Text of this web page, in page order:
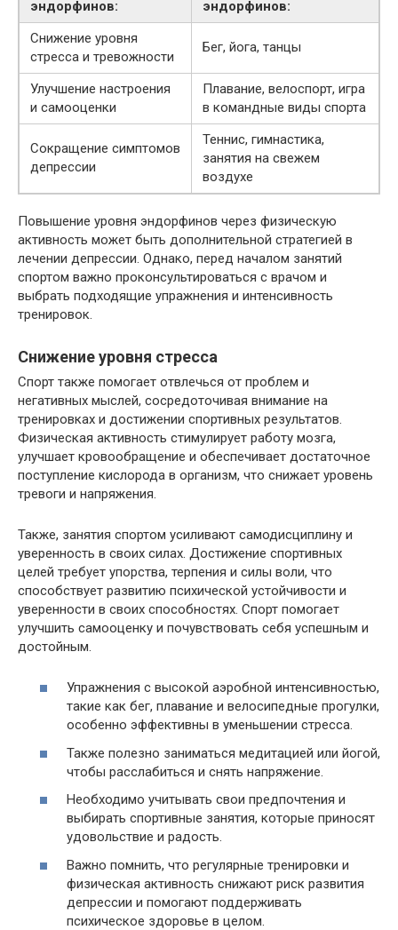
эндорфинов:
эндорфинов:
Снижение уровня
стресса и тревожности
Бег, йога, танцы
Улучшение настроения
и самооценки
Плавание, велоспорт, игра
в командные виды спорта
Сокращение симптомов
депрессии
Теннис, гимнастика,
занятия на свежем
воздухе
Повышение уровня эндорфинов через физическую
активность может быть дополнительной стратегией в
лечении депрессии. Однако, перед началом занятий
спортом важно проконсультироваться с врачом и
выбрать подходящие упражнения и интенсивность
тренировок.
Снижение уровня стресса
Спорт также помогает отвлечься от проблем и
негативных мыслей, сосредоточивая внимание на
тренировках и достижении спортивных результатов.
Физическая активность стимулирует работу мозга,
улучшает кровообращение и обеспечивает достаточное
поступление кислорода в организм, что снижает уровень
тревоги и напряжения.
Также, занятия спортом усиливают самодисциплину и
уверенность в своих силах. Достижение спортивных
целей требует упорства, терпения и силы воли, что
способствует развитию психической устойчивости и
уверенности в своих способностях. Спорт помогает
улучшить самооценку и почувствовать себя успешным и
достойным.
Упражнения с высокой аэробной интенсивностью,
такие как бег, плавание и велосипедные прогулки,
особенно эффективны в уменьшении стресса.
Также полезно заниматься медитацией или йогой,
чтобы расслабиться и снять напряжение.
Необходимо учитывать свои предпочтения и
выбирать спортивные занятия, которые приносят
удовольствие и радость.
Важно помнить, что регулярные тренировки и
физическая активность снижают риск развития
депрессии и помогают поддерживать
психическое здоровье в целом.